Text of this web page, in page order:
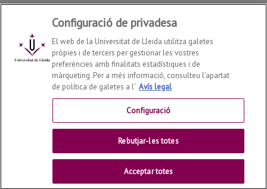
Departament d'Enginyeria Industrial i de l'Edificació
Contactar
Universitat de Lleida
Configuració de privadesa
El web de la Universitat de Lleida utilitza galetes
pròpies i de tercers per gestionar les vostres
preferències amb finalitats estadístiques i de
màrqueting. Per a més informació, consulteu l’apartat
de política de galetes a l' Avís legal
Configuració
Rebutjar-les totes
Acceptar totes